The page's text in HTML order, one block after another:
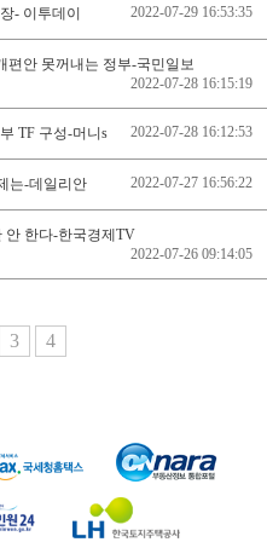
- 이투데이 2022-07-29 16:53:35
안 못꺼내는 정부-국민일보
2022-07-28 16:15:19
TF 구성-머니s 2022-07-28 16:12:53
는-데일리안 2022-07-27 16:56:22
안 한다-한국경제TV
2022-07-26 09:14:05
3 4